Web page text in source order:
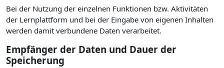
Bei der Nutzung der einzelnen Funktionen bzw. Aktivitäten
der Lernplattform und bei der Eingabe von eigenen Inhalten
werden damit verbundene Daten verarbeitet.
Empfänger der Daten und Dauer der
Speicherung